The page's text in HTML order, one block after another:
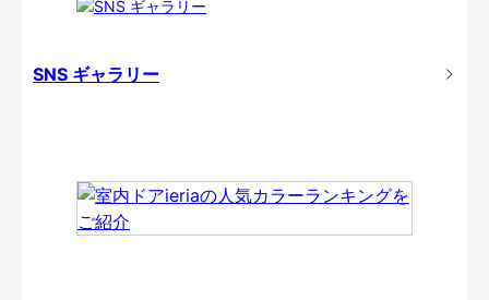
SNS ギャラリー